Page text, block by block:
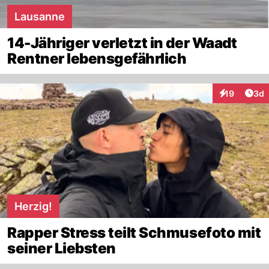
Lausanne
14-Jähriger verletzt in der Waadt
Rentner lebensgefährlich
19
Interaktionen
3d
Herzig!
Rapper Stress teilt Schmusefoto mit
seiner Liebsten